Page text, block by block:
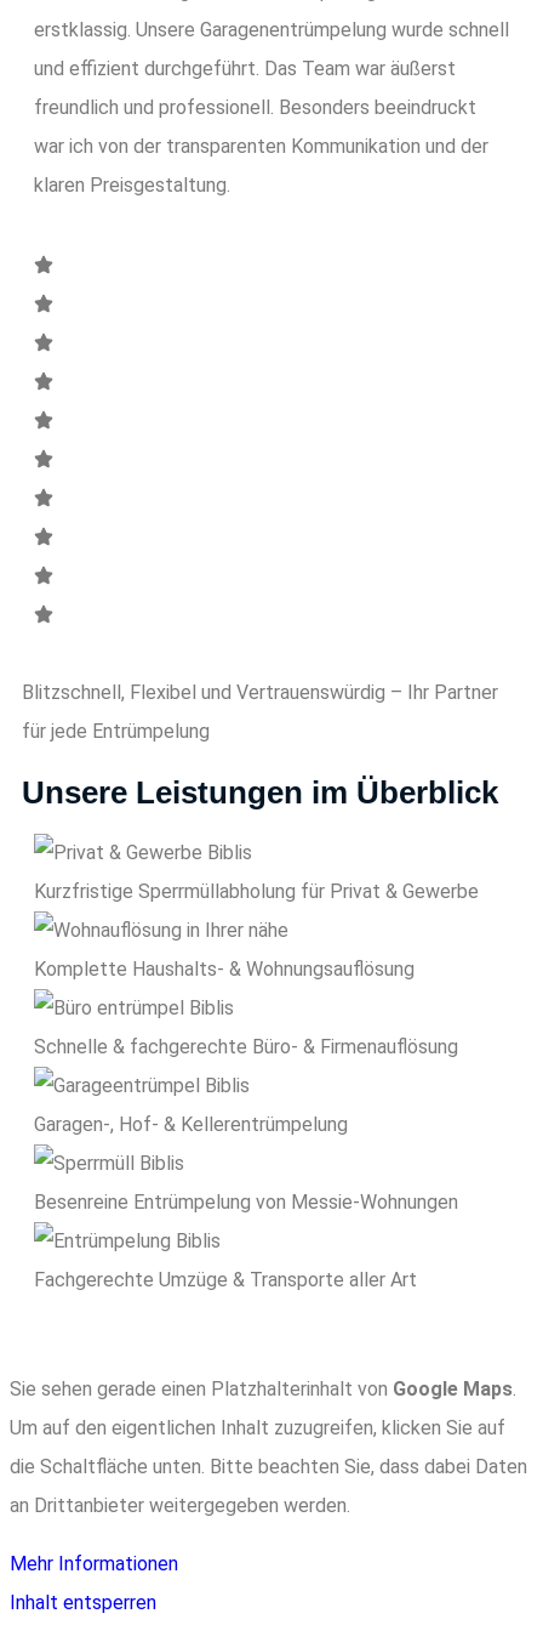
erstklassig. Unsere Garagenentrümpelung wurde schnell
und effizient durchgeführt. Das Team war äußerst
freundlich und professionell. Besonders beeindruckt
war ich von der transparenten Kommunikation und der
klaren Preisgestaltung.
Blitzschnell, Flexibel und Vertrauenswürdig – Ihr Partner
für jede Entrümpelung
Unsere Leistungen im Überblick
Kurzfristige Sperrmüll­abholung für Privat & Gewerbe
Komplette Haushalts- & Wohnungsauflösung
Schnelle & fachgerechte Büro- & Firmenauflösung
Garagen-, Hof- & Kellerentrümpelung
Besenreine Entrümpelung von Messie-Wohnungen
Fachgerechte Umzüge & Transporte aller Art
Sie sehen gerade einen Platzhalterinhalt von Google Maps.
Um auf den eigentlichen Inhalt zuzugreifen, klicken Sie auf
die Schaltfläche unten. Bitte beachten Sie, dass dabei Daten
an Drittanbieter weitergegeben werden.
Mehr Informationen
Inhalt entsperren